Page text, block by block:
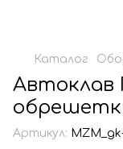
Каталог
Автоклав
Артикул: